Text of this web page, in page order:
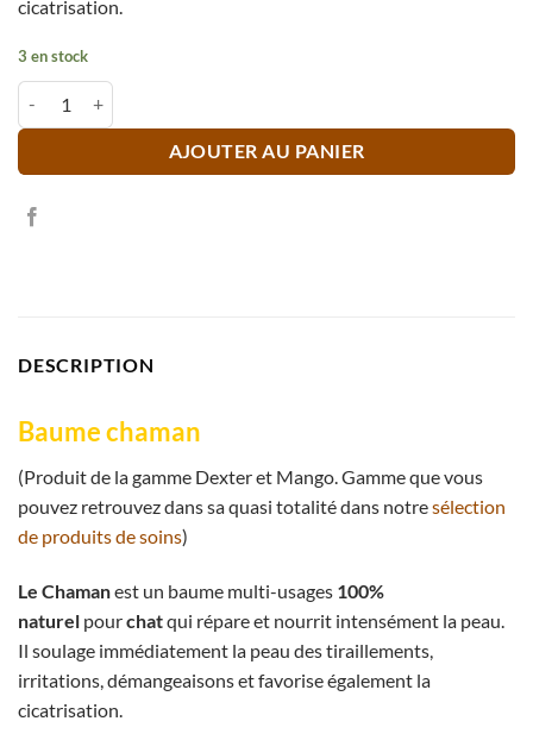
cicatrisation.
3 en stock
AJOUTER AU PANIER
DESCRIPTION
Baume chaman
(Produit de la gamme Dexter et Mango. Gamme que vous
pouvez retrouvez dans sa quasi totalité dans notresélection
de produits de soins)
Le Chamanest un baume multi-usages 100%
naturel pourchatqui répare et nourrit intensément la peau.
Il soulage immédiatement la peau des tiraillements,
irritations, démangeaisons et favorise également la
cicatrisation.